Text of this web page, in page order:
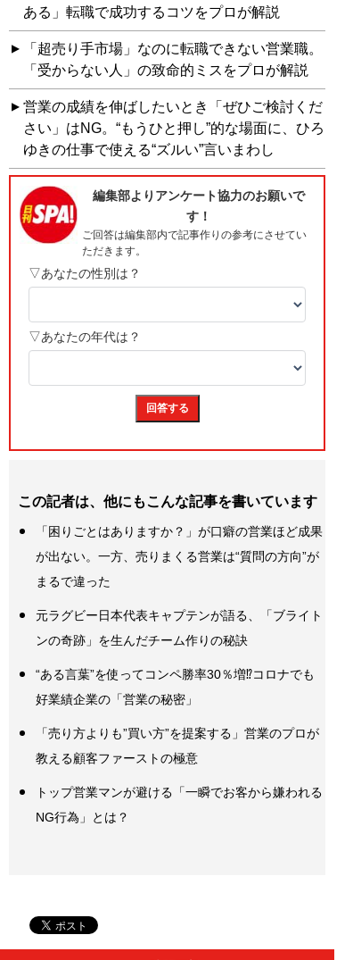
ある」転職で成功するコツをプロが解説
「超売り手市場」なのに転職できない営業職。
「受からない人」の致命的ミスをプロが解説
営業の成績を伸ばしたいとき「ぜひご検討くだ
さい」はNG。“もうひと押し”的な場面に、ひろ
ゆきの仕事で使える“ズルい”言いまわし
この記者は、他にもこんな記事を書いています
「困りごとはありますか？」が口癖の営業ほど成果
が出ない。一方、売りまくる営業は“質問の方向”が
まるで違った
元ラグビー日本代表キャプテンが語る、「ブライト
ンの奇跡」を生んだチーム作りの秘訣
“ある言葉”を使ってコンペ勝率30％増⁉コロナでも
好業績企業の「営業の秘密」
「売り方よりも”買い方”を提案する」営業のプロが
教える顧客ファーストの極意
トップ営業マンが避ける「一瞬でお客から嫌われる
NG行為」とは？